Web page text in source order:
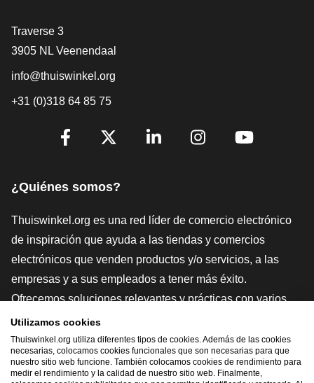
[_General:Contact]
Traverse 3
3905 NL Veenendaal
info@thuiswinkel.org
+31 (0)318 64 85 75
[_General:SocialMediaTitle]
¿Quiénes somos?
Thuiswinkel.org es una red líder de comercio electrónico
de inspiración que ayuda a las tiendas y comercios
electrónicos que venden productos y/o servicios, a las
empresas y a sus empleados a tener más éxito.
Ofrecemos soluciones relevantes y prácticas con varios
sellos de confianza, Thuiswinkel Reviews, herramientas y
asesoramiento jurídico, defensa, estudios de mercado, y
tenemos nuestra propia plataforma educativa, la
Thuiswinkel e-Academy.
Utilizamos cookies
Thuiswinkel.org utiliza diferentes tipos de cookies. Además de las cookies
necesarias, colocamos cookies funcionales que son necesarias para que
nuestro sitio web funcione. También colocamos cookies de rendimiento para
medir el rendimiento y la calidad de nuestro sitio web. Finalmente,